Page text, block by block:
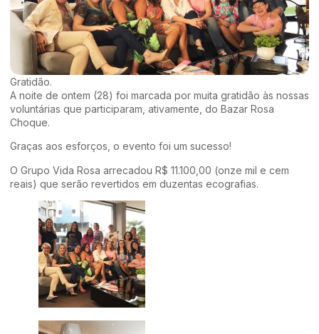
Gratidão.
A noite de ontem (28) foi marcada por muita gratidão às nossas
voluntárias que participaram, ativamente, do Bazar Rosa
Choque.
Graças aos esforços, o evento foi um sucesso!
O Grupo Vida Rosa arrecadou R$ 11.100,00 (onze mil e cem
reais) que serão revertidos em duzentas ecografias.